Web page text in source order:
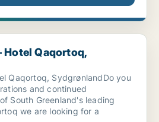
Greenland
Hotel Qaqortoq,
Qaqortoq, SydgrønlandDo you
and continued
South Greenland's leading
we are looking for a